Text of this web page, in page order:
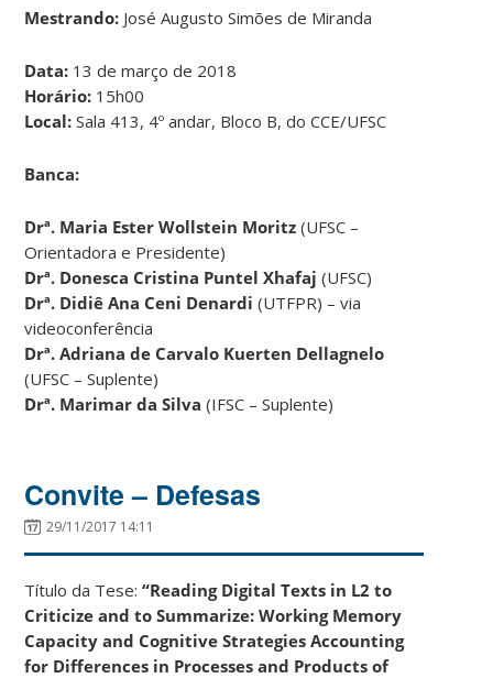
Mestrando: José Augusto Simões de Miranda
Data: 13 de março de 2018
Horário: 15h00
Local:Sala 413, 4º andar, Bloco B, do CCE/UFSC
Banca:
Drª. Maria Ester Wollstein Moritz (UFSC –
Orientadora e Presidente)
Drª. Donesca Cristina Puntel Xhafaj (UFSC)
Drª. Didiê Ana Ceni Denardi (UTFPR) – via
videoconferência
Drª.Adriana de Carvalo Kuerten Dellagnelo
(UFSC – Suplente)
Drª. Marimar da Silva (IFSC – Suplente)
Convite – Defesas
29/11/2017 14:11
Título da Tese:“Reading Digital Texts in L2 to
Criticize and to Summarize: Working Memory
Capacity and Cognitive Strategies Accounting
for Differences in Processes and Products of